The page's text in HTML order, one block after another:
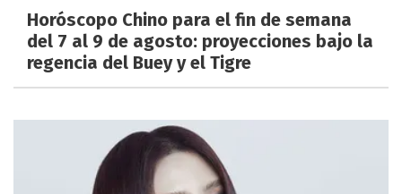
Horóscopo Chino para el fin de semana
del 7 al 9 de agosto: proyecciones bajo la
regencia del Buey y el Tigre